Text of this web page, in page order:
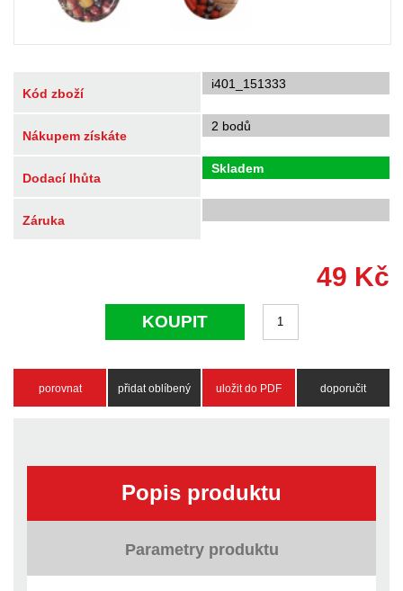
Kód zboží
i401_151333
Nákupem získáte
2 bodů
Dodací lhůta
Skladem
Záruka
49 Kč
KOUPIT
porovnat přidat oblíbený uložit do PDF doporučit
Popis produktu
Parametry produktu